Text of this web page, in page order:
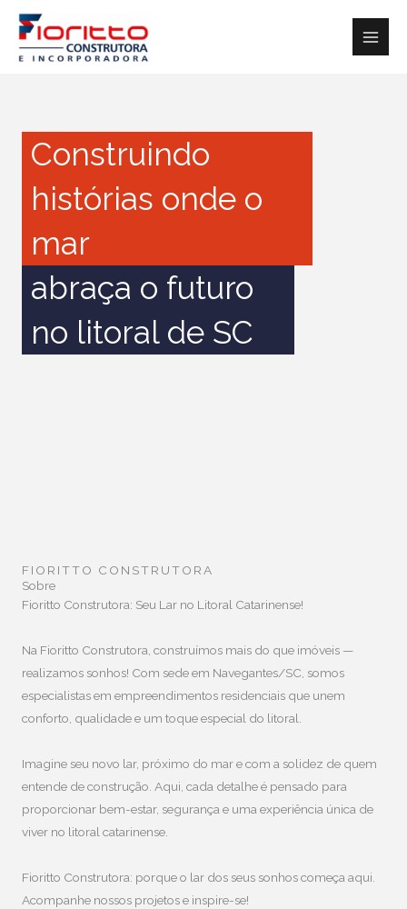
para
Construindo
histórias onde o
mar
abraça o futuro
no litoral de SC
FIORITTO CONSTRUTORA
Sobre
Fioritto Construtora: Seu Lar no Litoral Catarinense!
Na Fioritto Construtora, construímos mais do que imóveis —
realizamos sonhos! Com sede em Navegantes/SC, somos
especialistas em empreendimentos residenciais que unem
conforto, qualidade e um toque especial do litoral.
Imagine seu novo lar, próximo do mar e com a solidez de quem
entende de construção. Aqui, cada detalhe é pensado para
proporcionar bem-estar, segurança e uma experiência única de
viver no litoral catarinense.
Fioritto Construtora: porque o lar dos seus sonhos começa aqui.
Acompanhe nossos projetos e inspire-se!